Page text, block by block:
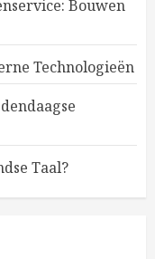
Bouwen
Technologieën
Taal?